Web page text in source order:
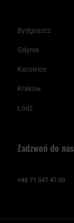
Bydgoszcz
Gdynia
Katowice
Kraków
Łódź
Zadzwoń do nas
+48 71 347 47 00